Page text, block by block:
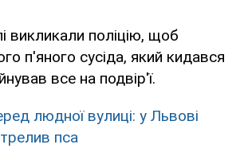
викликали поліцію, щоб
п'яного сусіда, який кидався
все на подвір'ї.
людної вулиці: у Львові
пса